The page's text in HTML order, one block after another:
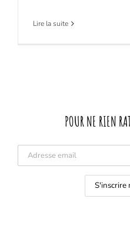
Lire la suite
POUR NE RIEN